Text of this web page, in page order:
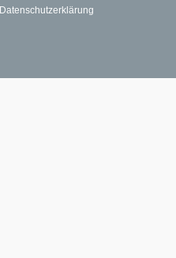
Datenschutzerklärung